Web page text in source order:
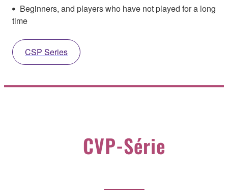
Beginners, and players who have not played for a long
time
CSP Series
CVP-Série